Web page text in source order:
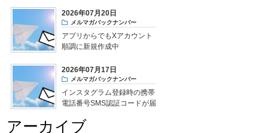
2026年07月20日
メルマガバックナンバー
アプリからでもXアカウント
順調に新規作成中
2026年07月17日
メルマガバックナンバー
インスタグラム登録時の携帯
電話番号SMS認証コードが届
アーカイブ